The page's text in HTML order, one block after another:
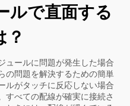
ルで直面する
ュールに問題が発生した場合
の問題を解決するための簡単
ルがタッチに反応しない場合
すべての配線が確実に接続さ